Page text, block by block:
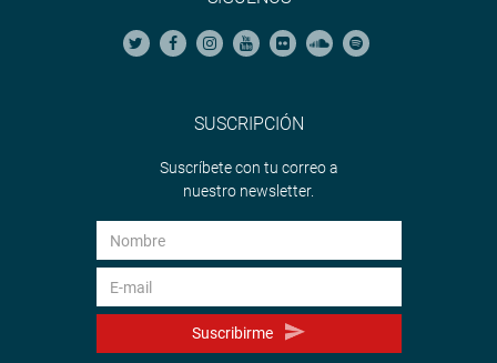
SUSCRIPCIÓN
Suscríbete con tu correo a
nuestro newsletter.
Suscribirme